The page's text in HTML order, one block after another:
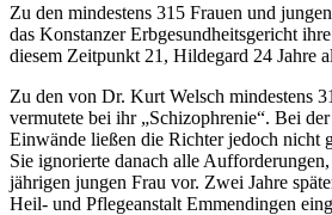
Zu den mindestens 315 Frauen und
das Konstanzer Erbgesundheitsgericht
diesem Zeitpunkt 21, Hildegard 24 Jahre
Zu den von Dr. Kurt Welsch mindestens
vermutete bei ihr „Schizophrenie“. Bei
Einwände ließen die Richter jedoch nicht
Sie ignorierte danach alle
jährigen jungen Frau vor. Zwei Jahre
Heil- und Pflegeanstalt Emmendingen